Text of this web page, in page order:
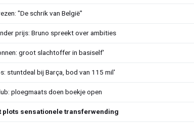
"De schrik van België"
prijs: Bruno spreekt over ambities
groot slachtoffer in basiself'
stuntdeal bij Barça, bod van 115 mil'
ploegmaats doen boekje open
sensationele transferwending